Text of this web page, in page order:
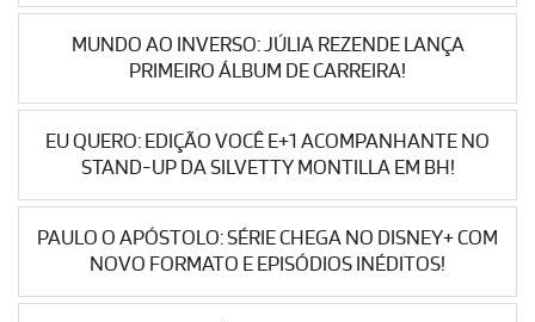
MUNDO AO INVERSO: JÚLIA REZENDE LANÇA
PRIMEIRO ÁLBUM DE CARREIRA!
EU QUERO: EDIÇÃO VOCÊ E+1 ACOMPANHANTE NO
STAND-UP DA SILVETTY MONTILLA EM BH!
PAULO O APÓSTOLO: SÉRIE CHEGA NO DISNEY+ COM
NOVO FORMATO E EPISÓDIOS INÉDITOS!